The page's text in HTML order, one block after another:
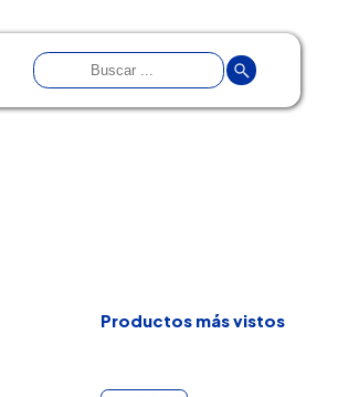
Productos más vistos